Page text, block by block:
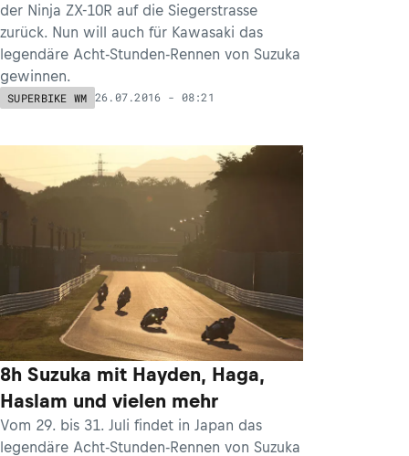
der Ninja ZX-10R auf die Siegerstrasse
zurück. Nun will auch für Kawasaki das
legendäre Acht-Stunden-Rennen von Suzuka
gewinnen.
SUPERBIKE WM 26.07.2016 - 08:21
8h Suzuka mit Hayden, Haga,
Haslam und vielen mehr
Vom 29. bis 31. Juli findet in Japan das
legendäre Acht-Stunden-Rennen von Suzuka